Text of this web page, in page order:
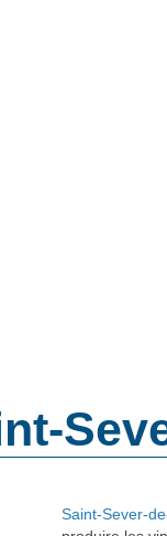
Saint-Sever-